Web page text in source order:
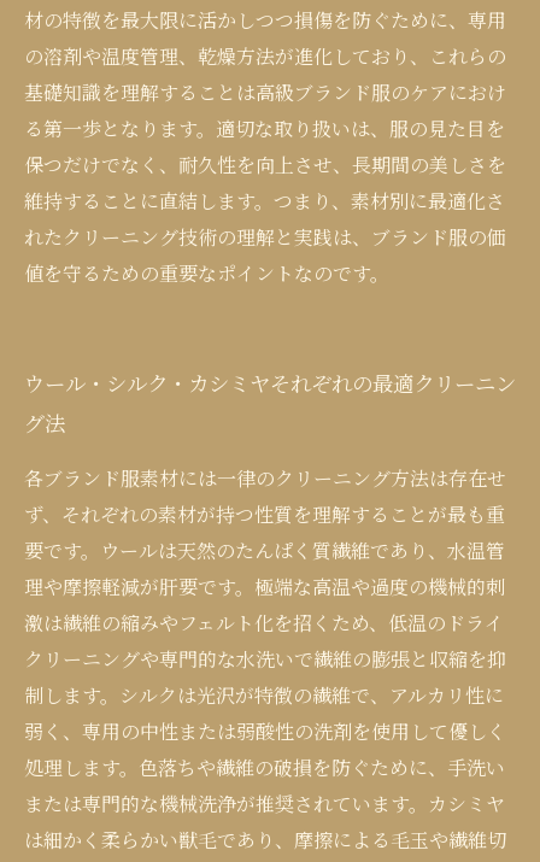
材の特徴を最大限に活かしつつ損傷を防ぐために、専用
の溶剤や温度管理、乾燥方法が進化しており、これらの
基礎知識を理解することは高級ブランド服のケアにおけ
る第一歩となります。適切な取り扱いは、服の見た目を
保つだけでなく、耐久性を向上させ、長期間の美しさを
維持することに直結します。つまり、素材別に最適化さ
れたクリーニング技術の理解と実践は、ブランド服の価
値を守るための重要なポイントなのです。
ウール・シルク・カシミヤそれぞれの最適クリーニン
グ法
各ブランド服素材には一律のクリーニング方法は存在せ
ず、それぞれの素材が持つ性質を理解することが最も重
要です。ウールは天然のたんぱく質繊維であり、水温管
理や摩擦軽減が肝要です。極端な高温や過度の機械的刺
激は繊維の縮みやフェルト化を招くため、低温のドライ
クリーニングや専門的な水洗いで繊維の膨張と収縮を抑
制します。シルクは光沢が特徴の繊維で、アルカリ性に
弱く、専用の中性または弱酸性の洗剤を使用して優しく
処理します。色落ちや繊維の破損を防ぐために、手洗い
または専門的な機械洗浄が推奨されています。カシミヤ
は細かく柔らかい獣毛であり、摩擦による毛玉や繊維切